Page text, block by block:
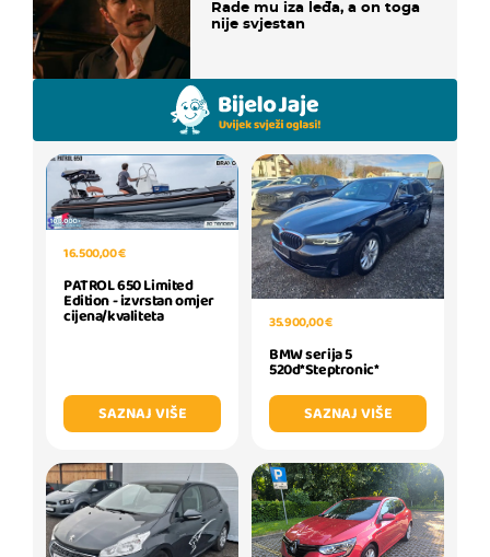
Rade mu iza leđa, a on toga
nije svjestan
16.500,00 €
PATROL 650 Limited
Edition - izvrstan omjer
cijena/kvaliteta
SAZNAJ VIŠE
35.900,00 €
BMW serija 5
520d*Steptronic*
SAZNAJ VIŠE